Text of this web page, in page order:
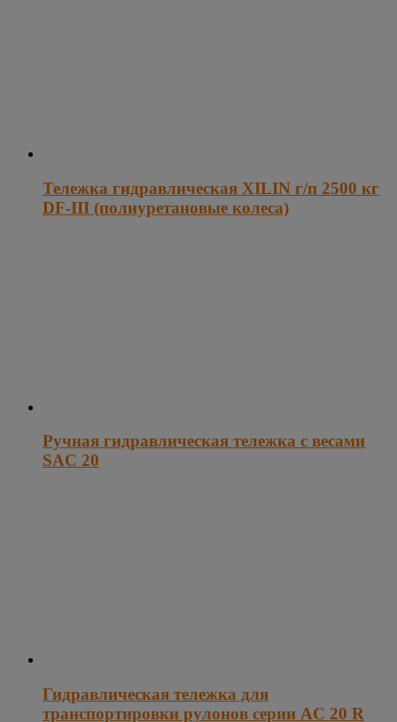
Тележка гидравлическая XILIN г/п 2500 кг
DF-III (полиуретановые колеса)
Ручная гидравлическая тележка с весами
SAC 20
Гидравлическая тележка для
транспортировки рулонов серии AC 20 R